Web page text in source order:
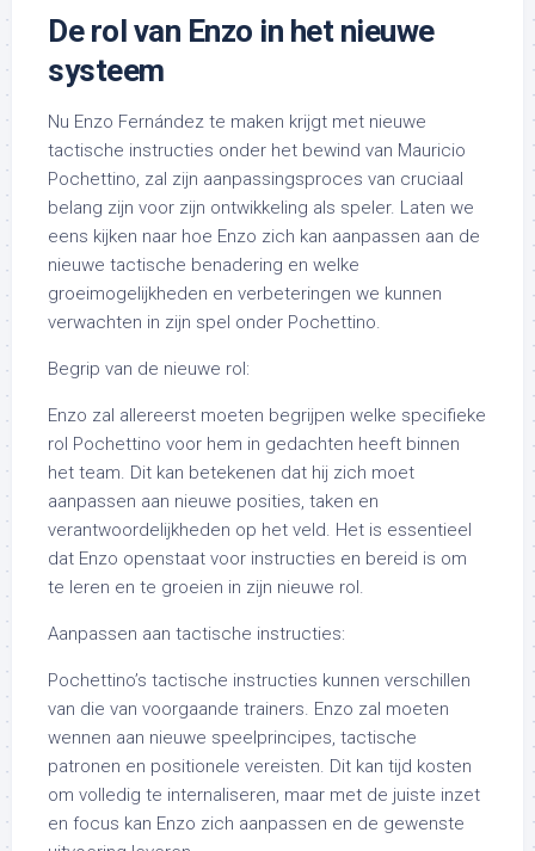
De rol van Enzo in het nieuwe
systeem
Nu Enzo Fernández te maken krijgt met nieuwe
tactische instructies onder het bewind van Mauricio
Pochettino, zal zijn aanpassingsproces van cruciaal
belang zijn voor zijn ontwikkeling als speler. Laten we
eens kijken naar hoe Enzo zich kan aanpassen aan de
nieuwe tactische benadering en welke
groeimogelijkheden en verbeteringen we kunnen
verwachten in zijn spel onder Pochettino.
Begrip van de nieuwe rol:
Enzo zal allereerst moeten begrijpen welke specifieke
rol Pochettino voor hem in gedachten heeft binnen
het team. Dit kan betekenen dat hij zich moet
aanpassen aan nieuwe posities, taken en
verantwoordelijkheden op het veld. Het is essentieel
dat Enzo openstaat voor instructies en bereid is om
te leren en te groeien in zijn nieuwe rol.
Aanpassen aan tactische instructies:
Pochettino’s tactische instructies kunnen verschillen
van die van voorgaande trainers. Enzo zal moeten
wennen aan nieuwe speelprincipes, tactische
patronen en positionele vereisten. Dit kan tijd kosten
om volledig te internaliseren, maar met de juiste inzet
en focus kan Enzo zich aanpassen en de gewenste